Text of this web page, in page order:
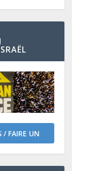
/ FAIRE UN